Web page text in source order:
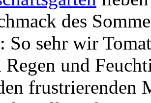
des
So sehr wir
Regen und
frustrierenden